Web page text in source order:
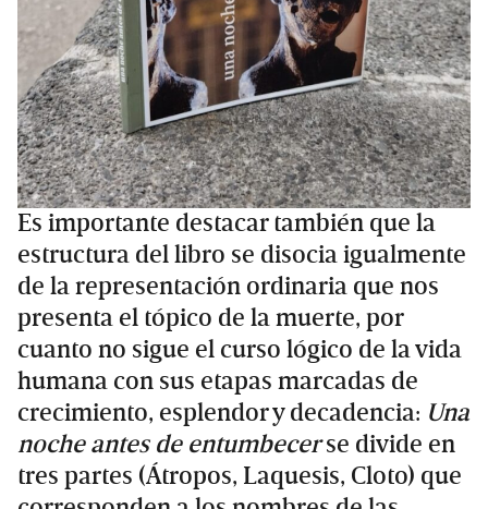
Es importante destacar también que la
estructura del libro se disocia igualmente
de la representación ordinaria que nos
presenta el tópico de la muerte, por
cuanto no sigue el curso lógico de la vida
humana con sus etapas marcadas de
crecimiento, esplendor y decadencia: Una
noche antes de entumbecerse divide en
tres partes (Átropos, Laquesis, Cloto) que